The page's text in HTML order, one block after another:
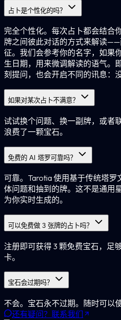
占卜是个性化的吗？
完全个性化。每次占卜都会结合
牌之间彼此对话的方式来解读
征。我们会参考你的名字，如果
生日期，用来微调解读的语气。
刻提问，也会开启不同的讯息：
如果对某次占卜不满意？
试试换个问题、换一副牌，或者
浪费了一颗宝石。
免费的 AI 塔罗可靠吗？
可靠。Tarotia 使用基于传统塔
体问题和抽到的牌。这不是通用
为你实时生成的。
可以免费做 3 张牌的占卜吗？
注册即可获得 3 颗免费宝石，足
卡。
宝石会过期吗？
不会。宝石永不过期。随时可以使
还有疑问？联系我们